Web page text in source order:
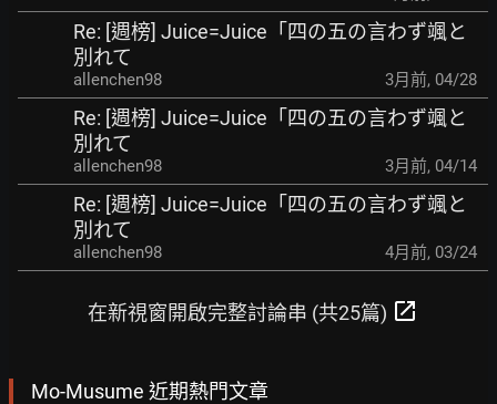
Re: [週榜] Juice=Juice「四の五の言わず颯と
別れて
allenchen98 3月前, 04/28
Re: [週榜] Juice=Juice「四の五の言わず颯と
別れて
allenchen98 3月前, 04/14
Re: [週榜] Juice=Juice「四の五の言わず颯と
別れて
allenchen98 4月前, 03/24
在新視窗開啟完整討論串 (共25篇) open_in_new
Mo-Musume 近期熱門文章